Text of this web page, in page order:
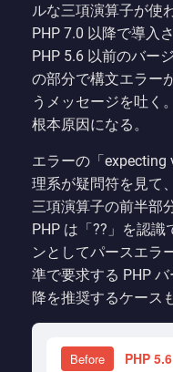
ルな三項演算子が使
PHP 7.0 以降で導入
PHP 5.6 以前のバー
の部分で構文エラー
うメッセージを吐く
根本原因になる。
エラーの「expecting
理系が疑問符を見て
三項演算子の前半部
PHP は「??」を認
ンとしてパースエラ
準で要求する PHP
降を推奨するケース
Before
PHP